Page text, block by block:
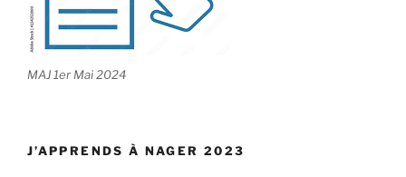
MAJ 1er Mai 2024
J’APPRENDS À NAGER 2023